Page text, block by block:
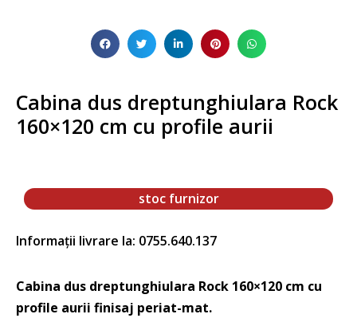
Cabina dus dreptunghiulara Rock
160×120 cm cu profile aurii
stoc furnizor
Informații livrare la: 0755.640.137
Cabina dus dreptunghiulara Rock 160×120 cm cu
profile aurii finisaj periat-mat.